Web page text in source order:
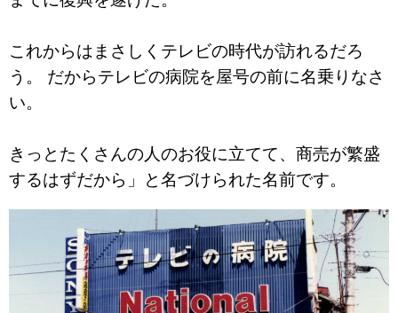
これからはまさしくテレビの時代が訪れるだろ
う。 だからテレビの病院を屋号の前に名乗りなさ
い。
きっとたくさんの人のお役に立てて、商売が繁盛
するはずだから」と名づけられた名前です。